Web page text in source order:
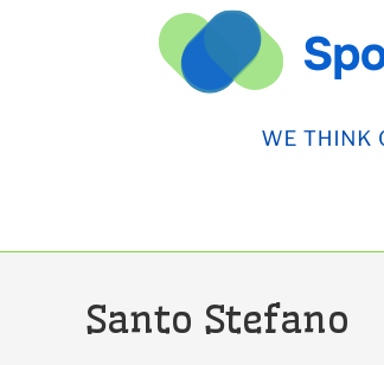
Santo Stefano